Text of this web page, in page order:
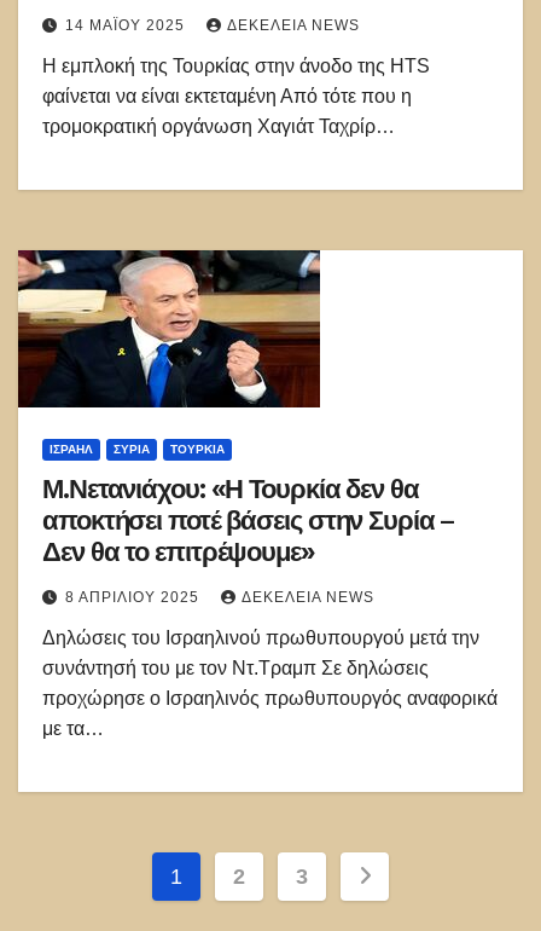
14 ΜΑΪ́ΟΥ 2025 ΔΕΚΈΛΕΙΑ NEWS
Η εμπλοκή της Τουρκίας στην άνοδο της HTS
φαίνεται να είναι εκτεταμένη Από τότε που η
τρομοκρατική οργάνωση Χαγιάτ Ταχρίρ…
ΙΣΡΑΉΛ ΣΥΡΊΑ ΤΟΥΡΚΊΑ
Μ.Νετανιάχου: «Η Τουρκία δεν θα
αποκτήσει ποτέ βάσεις στην Συρία –
Δεν θα το επιτρέψουμε»
8 ΑΠΡΙΛΊΟΥ 2025 ΔΕΚΈΛΕΙΑ NEWS
Δηλώσεις του Ισραηλινού πρωθυπουργού μετά την
συνάντησή του με τον Ντ.Τραμπ Σε δηλώσεις
προχώρησε ο Ισραηλινός πρωθυπουργός αναφορικά
με τα…
Σελιδοποίηση
1 2 3